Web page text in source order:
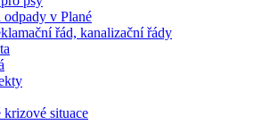
v Plané
řád, kanalizační řády
situace